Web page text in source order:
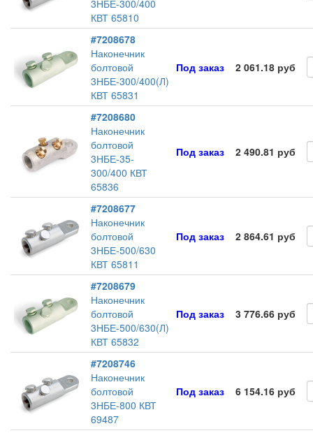
3НБЕ-300/400
КВТ 65810
#7208678
Наконечник
болтовой
3НБЕ-300/400(Л)
КВТ 65831
Под заказ 2 061.18 руб
#7208680
Наконечник
болтовой
3НБЕ-35-
300/400 КВТ
65836
Под заказ 2 490.81 руб
#7208677
Наконечник
болтовой
3НБЕ-500/630
КВТ 65811
Под заказ 2 864.61 руб
#7208679
Наконечник
болтовой
3НБЕ-500/630(Л)
КВТ 65832
Под заказ 3 776.66 руб
#7208746
Наконечник
болтовой
3НБЕ-800 КВТ
69487
Под заказ 6 154.16 руб